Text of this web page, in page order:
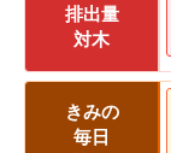
排出量
対木
きみの
毎日